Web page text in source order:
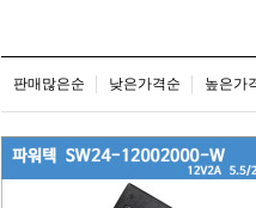
판매많은순 낮은가격순 높은가